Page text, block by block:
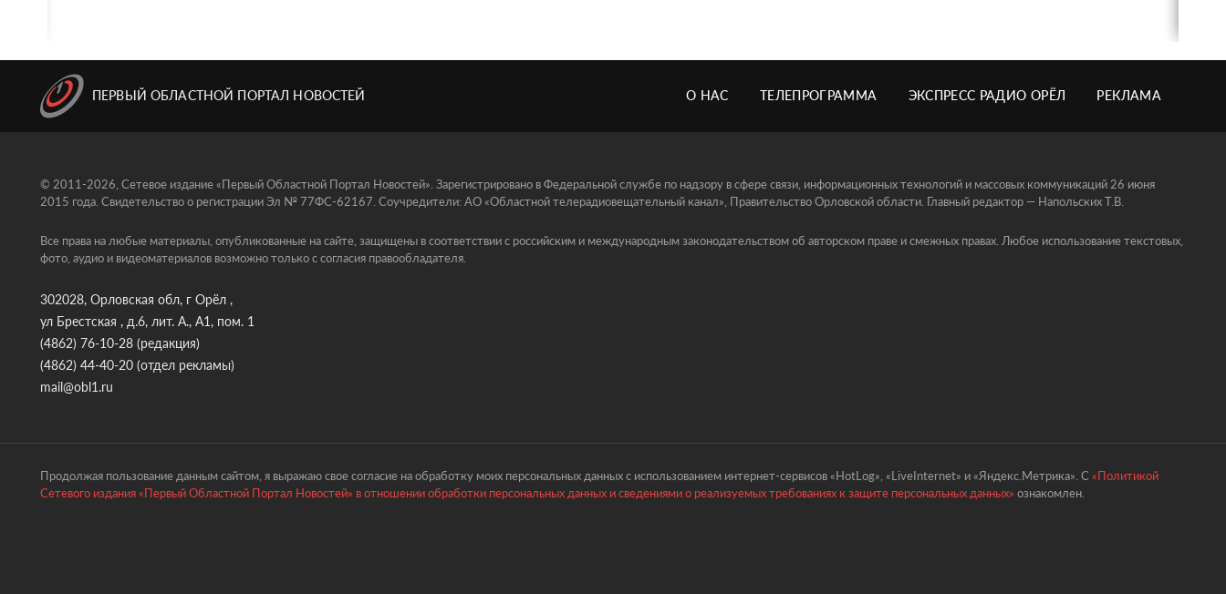
ПЕРВЫЙ ОБЛАСТНОЙ ПОРТАЛ НОВОСТЕЙ О НАС ТЕЛЕПРОГРАММА ЭКСПРЕСС РАДИО ОРЁЛ РЕКЛАМА
© 2011-2026, Сетевое издание «Первый Областной Портал Новостей». Зарегистрировано в Федеральной службе по надзору в сфере связи, информационных технологий и массовых коммуникаций 26 июня
2015 года. Свидетельство о регистрации Эл № 77ФС-62167. Соучредители: АО «Областной телерадиовещательный канал», Правительство Орловской области. Главный редактор — Напольских Т.В.
Все права на любые материалы, опубликованные на сайте, защищены в соответствии с российским и международным законодательством об авторском праве и смежных правах. Любое использование текстовых,
фото, аудио и видеоматериалов возможно только с согласия правообладателя.
302028, Орловская обл, г Орёл ,
ул Брестская , д.6, лит. А., А1, пом. 1
(4862) 76-10-28 (редакция)
(4862) 44-40-20 (отдел рекламы)
mail@obl1.ru
Продолжая пользование данным сайтом, я выражаю свое согласие на обработку моих персональных данных с использованием интернет-сервисов «HotLog», «LiveInternet» и «Яндекс.Метрика». С«Политикой
Сетевого издания «Первый Областной Портал Новостей» в отношении обработки персональных данных и сведениями о реализуемых требованиях к защите персональных данных»ознакомлен.